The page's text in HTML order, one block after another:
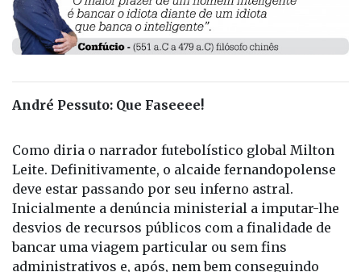
André Pessuto: Que Faseeee!
Como diria o narrador futebolístico global Milton
Leite. Definitivamente, o alcaide fernandopolense
deve estar passando por seu inferno astral.
Inicialmente a denúncia ministerial a imputar-lhe
desvios de recursos públicos com a finalidade de
bancar uma viagem particular ou sem fins
administrativos e, após, nem bem conseguindo